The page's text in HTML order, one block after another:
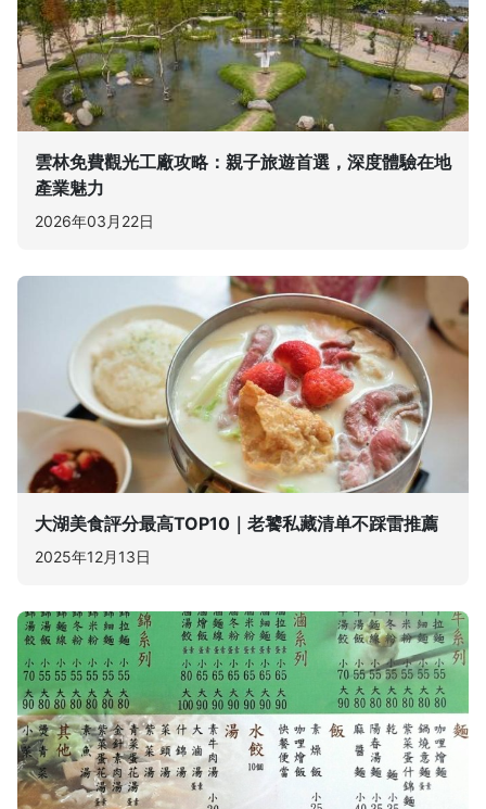
雲林免費觀光工廠攻略：親子旅遊首選，深度體驗在地
產業魅力
2026年03月22日
大湖美食評分最高TOP10｜老饕私藏清单不踩雷推薦
2025年12月13日